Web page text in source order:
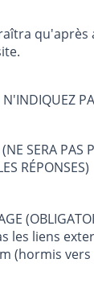
qu'après
SERA PAS
RÉPONSES)
TEXTE DE VOTRE MESSAGE
les liens
(hormis